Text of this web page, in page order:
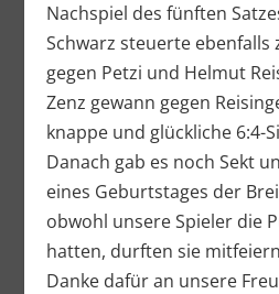
Nachspiel des fünften
Schwarz steuerte ebenfalls
gegen Petzi und Helmut
Zenz gewann gegen
knappe und glückliche 6:4-
Danach gab es noch Sekt
eines Geburtstages der
obwohl unsere Spieler die
hatten, durften sie
Danke dafür an unsere